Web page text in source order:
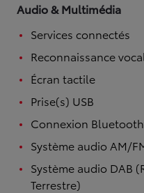
Audio & Multimédia
Services connectés
Reconnaissance
Écran tactile
Prise(s) USB
Connexion
Système audio AM/
Système audio DAB
Terrestre)